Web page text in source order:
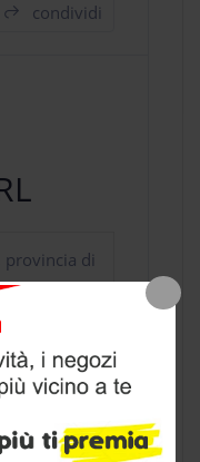
condividi
provincia di